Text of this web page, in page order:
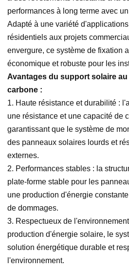
performances à long terme avec
Adapté à une variété
résidentiels aux projets
envergure, ce système de fixation
économique et robuste pour les
Avantages du support solaire au
carbone :
1. Haute résistance et durabilité :
une résistance et une capacité de
garantissant que le système de
des panneaux solaires lourds et
externes.
2. Performances stables : la
plate-forme stable pour les
une production d'énergie
de dommages.
3. Respectueux de
production d'énergie solaire, le
solution énergétique durable et
l'environnement.